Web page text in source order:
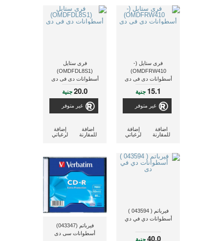
فرى ستايل (-
OMDFRW410)
أسطوانات دى فى دى
15.1 جنية
غير متوفر
إضافة
لرغباتي
اضافة
للمقارنة
فرى ستايل
(OMDFDL8S1)
أسطوانات دى فى دى
20.0جنية
غير متوفر
إضافة
لرغباتي
اضافة
للمقارنة
فيرباتم ( 043594 )
أسطوانات دي في دي
40.0جنية
فيرباتم (043347)
أسطوانات سى دى